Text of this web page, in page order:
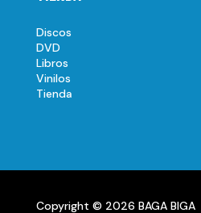
Discos
DVD
Libros
Vinilos
Tienda
Copyright © 2026 BAGA BIGA